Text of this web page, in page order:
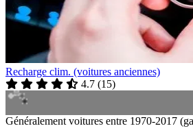
Recharge clim. (voitures anciennes)
4.7 (15)
Généralement voitures entre 1970-2017